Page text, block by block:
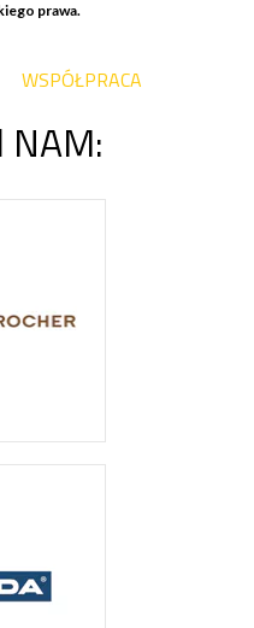
prawa.
NAM:
WSPÓŁPRACA